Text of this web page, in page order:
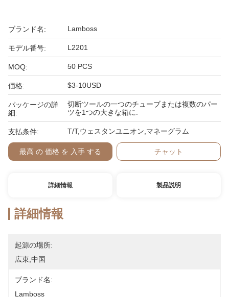
ブランド名: Lamboss
モデル番号: L2201
MOQ: 50 PCS
価格: $3-10USD
パッケージの詳
細:
切断ツールの一つのチューブまたは複数のパー
ツを1つの大きな箱に.
支払条件: T/T,ウェスタンユニオン,マネーグラム
最高 の 価格 を 入手 する チャット
詳細情報 製品説明
詳細情報
起源の場所:
広東,中国
ブランド名:
Lamboss